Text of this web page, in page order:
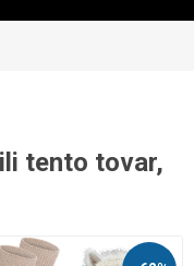
tento tovar,